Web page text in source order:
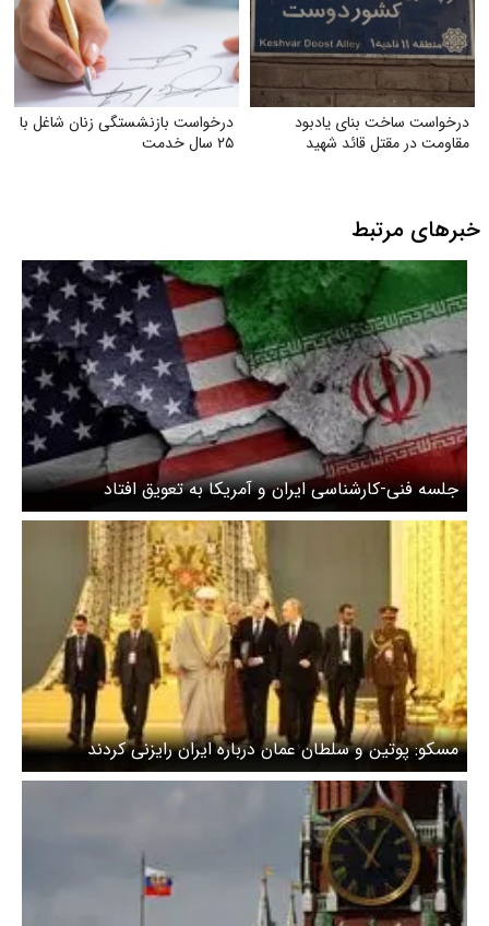
درخواست ساخت بنای یادبود
مقاومت در مقتل قائد شهید
درخواست بازنشستگی زنان شاغل با
۲۵ سال خدمت
خبرهای مرتبط
جلسه فنی-کارشناسی ایران ‌و آمریکا به تعویق افتاد
مسکو: پوتین و سلطان عمان درباره ایران رایزنی کردند